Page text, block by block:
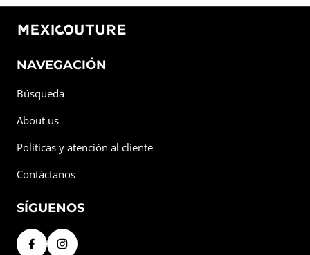
NAVEGACIÓN
Búsqueda
About us
Políticas y atención al cliente
Contáctanos
SÍGUENOS